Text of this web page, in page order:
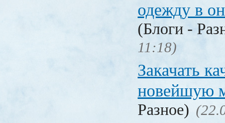
одежду в
(Блоги -
11:18)
Закачать
новейшую
Разное)